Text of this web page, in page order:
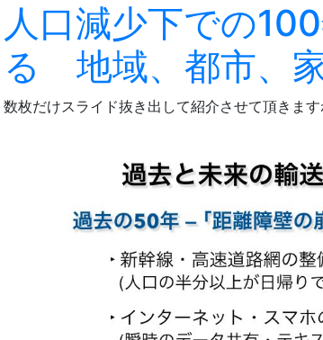
人口減少下での
る 地域、都市、
数枚だけスライド抜き出して紹介させて頂きます